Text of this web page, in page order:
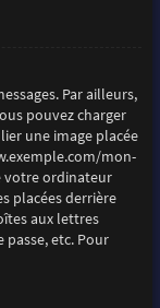
Par ailleurs,
pouvez charger
une image placée
mon-
votre ordinateur
placées derrière
aux lettres
etc. Pour